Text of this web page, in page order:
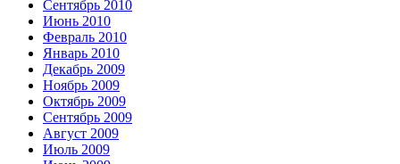
Сентябрь 2010
Июнь 2010
Февраль 2010
Январь 2010
Декабрь 2009
Ноябрь 2009
Октябрь 2009
Сентябрь 2009
Август 2009
Июль 2009